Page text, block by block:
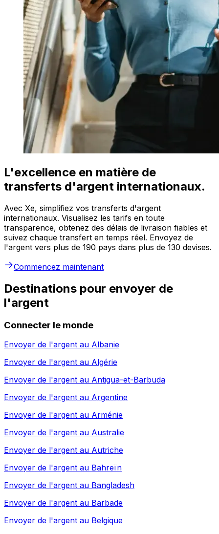
L'excellence en matière de
transferts d'argent internationaux.
Avec Xe, simplifiez vos transferts d'argent
internationaux. Visualisez les tarifs en toute
transparence, obtenez des délais de livraison fiables et
suivez chaque transfert en temps réel. Envoyez de
l'argent vers plus de 190 pays dans plus de 130 devises.
Commencez maintenant
Destinations pour envoyer de
l'argent
Connecter le monde
Envoyer de l'argent au Albanie
Envoyer de l'argent au Algérie
Envoyer de l'argent au Antigua-et-Barbuda
Envoyer de l'argent au Argentine
Envoyer de l'argent au Arménie
Envoyer de l'argent au Australie
Envoyer de l'argent au Autriche
Envoyer de l'argent au Bahreïn
Envoyer de l'argent au Bangladesh
Envoyer de l'argent au Barbade
Envoyer de l'argent au Belgique